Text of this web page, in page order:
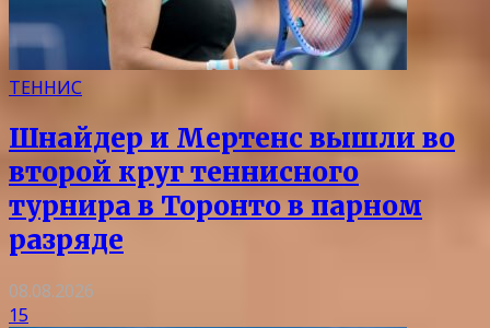
ТЕННИС
Шнайдер и Мертенс вышли во
второй круг теннисного
турнира в Торонто в парном
разряде
08.08.2026
15